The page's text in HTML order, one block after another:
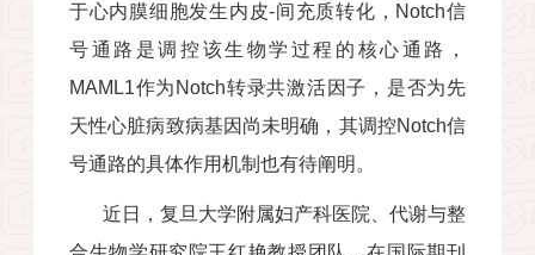
于心内膜细胞发生内皮-间充质转化， Notch信
号通路是调控该生物学过程的核心通路，
MAML1作为 Notch转录共激活因子，是否为先
天性心脏病致病基因尚未明确，其调控Notch信
号通路的具体作用机制也有待阐明。
近日，复旦大学附属妇产科医院、代谢与整